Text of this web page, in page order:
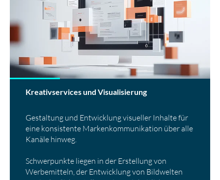
Kreativservices und Visualisierung
Gestaltung und Entwicklung visueller Inhalte für
eine konsistente Markenkommunikation über alle
Kanäle hinweg.
Schwerpunkte liegen in der Erstellung von
Werbemitteln, der Entwicklung von Bildwelten
gegebenenfalls diese Website nicht vollumfänglich
nutzen können.